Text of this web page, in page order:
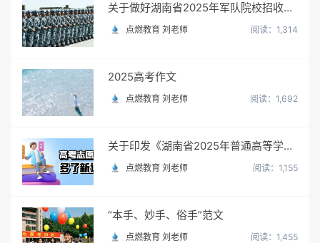
关于做好湖南省2025年军队院校招收普通高中毕业生政治考核工作的通知
点燃教育 刘老师 阅读：1,314
2025高考作文
点燃教育 刘老师 阅读：1,692
关于印发《湖南省2025年普通高等学校招生网上填报志愿工作实施方案》的通知
点燃教育 刘老师 阅读：1,155
“本手、妙手、俗手”范文
点燃教育 刘老师 阅读：1,455